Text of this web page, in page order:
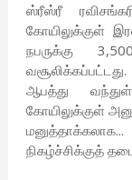
ஸ்ரீஸ்ரீ
கோயிலுக்குள்
நபருக்கு
ஆபத்து
கோயிலுக்குள்
நிகழ்ச்சிக்குத்